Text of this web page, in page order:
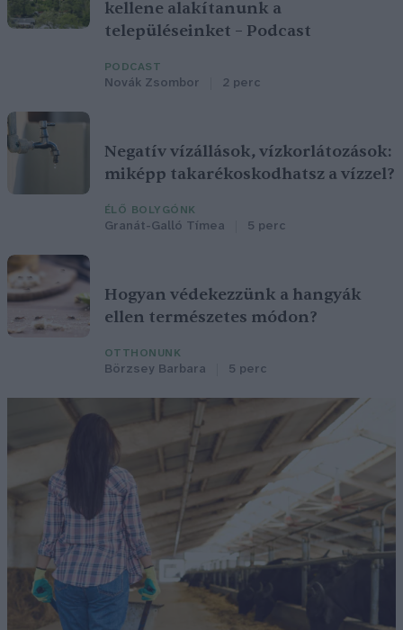
kellene alakítanunk a
településeinket – Podcast
PODCAST
Novák Zsombor 2 perc
Negatív vízállások, vízkorlátozások:
miképp takarékoskodhatsz a vízzel?
ÉLŐ BOLYGÓNK
Granát-Galló Tímea 5 perc
Hogyan védekezzünk a hangyák
ellen természetes módon?
OTTHONUNK
Börzsey Barbara 5 perc